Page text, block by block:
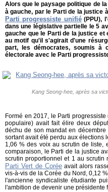
Alors que le paysage politique de
à gauche, par le Parti de la justice
Parti progressiste unifié(PPU),
dans une législative partielle le 5
gauche que le Parti de la justice
au motif qu'il s'agirait d'une
part, les démocrates, soumis à
électorale avec le Parti
Kang Seong-hee, après sa
Formé en 2017, le Parti
populaire) avait fait élire deux
déchu de son mandat en
sortant avait été perdu aux élections
1,06 % des voix au scrutin de liste,
comparaison, le Parti de la justice
scrutin proportionnel et 1 au
Parti Vert de Coréeavait alors
vis-à-vis de la Corée du Nord, 0,12
l'ancienne syndicaliste étudiante
l'ambition de devenir une